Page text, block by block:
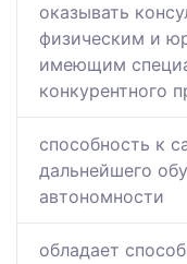
оказывать
физическим и
имеющим
конкурентного
способность к
дальнейшего
автономности
обладает